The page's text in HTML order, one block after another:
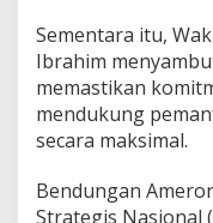
Sementara itu,
Ibrahim
memastikan
mendukung
secara maksimal.
Bendungan
Strategis Nasional